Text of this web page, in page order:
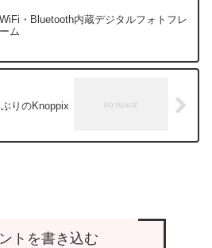
WiFi・Bluetooth内蔵デジタルフォトフレ
ーム
りのKnoppix
トを書き込む